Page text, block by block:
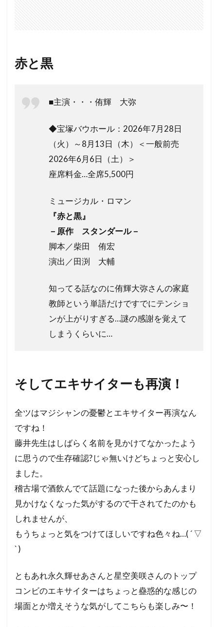
赤と黒
■主演・・・侑輝 大弥
◆宝塚バウホール：2026年7月28日
（火）～8月13日（木）＜一般前売
2026年6月6日（土）＞
座席料金…全席5,500円
ミュージカル・ロマン
『赤と黒』
－原作 スタンダール－
脚本／柴田 侑宏
演出／田渕 大輔
知ってる話なのに侑輝大弥さんの家庭
教師という単語だけですでにテンショ
ンが上がりすぎる…謎の感謝を覚えて
しまうくらいに…
そしてエキサイターも再演！
全ツはマジシャンの憂鬱とエキサイター再演なん
ですね！
藤井先生はしばらく名前を見かけてなかったよう
に思うので生存確認?じゃ無いけどちょっと安心し
ました。
稽古場で酒飲んでて話題になった後からあんまり
見かけなくなった気がするので干されてたのかも
しれませんが、
もうちょっと気をつけてほしいですね色々ね…( ´ ▽
` )
ともあれ永久輝せあさんと星空美咲さんのトップ
コンビのエキサイターはちょっと蠱惑的な感じの
場面とか増えそうな気がしてこちらも楽しみ〜！